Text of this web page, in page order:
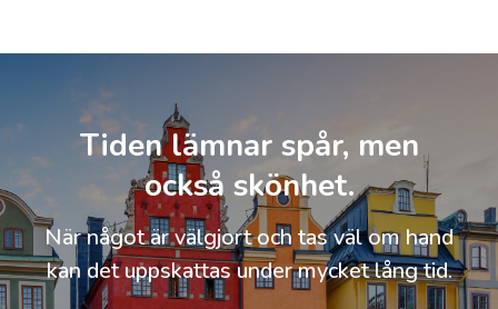
Tiden lämnar spår, men
också skönhet.
När något är välgjort och tas väl om hand
kan det uppskattas under mycket lång tid.